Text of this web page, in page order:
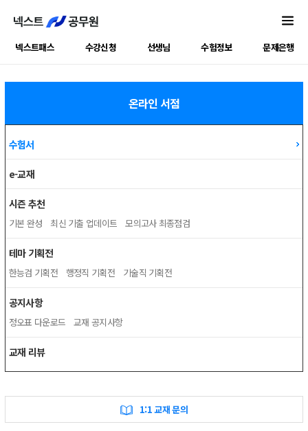
넥스트패스 수강신청 선생님 수험정보 문제은행
온라인 서점
수험서
e-교재
시즌 추천
기본 완성 최신 기출 업데이트 모의고사 최종점검
테마 기획전
한능검 기획전 행정직 기획전 기술직 기획전
공지사항
정오표 다운로드 교재 공지사항
교재 리뷰
1:1 교재 문의